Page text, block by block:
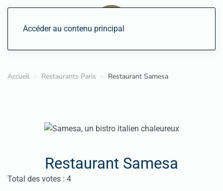
Accéder au contenu principal
Accueil Restaurants Paris Restaurant Samesa
Restaurant Samesa
Vote utilisateur:3.5
Total des votes : 4